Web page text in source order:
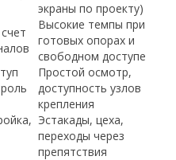
экраны по проекту)
Высокие темпы при
готовых опорах и
свободном доступе
Простой осмотр,
доступность узлов
крепления
Эстакады, цеха,
переходы через
препятствия